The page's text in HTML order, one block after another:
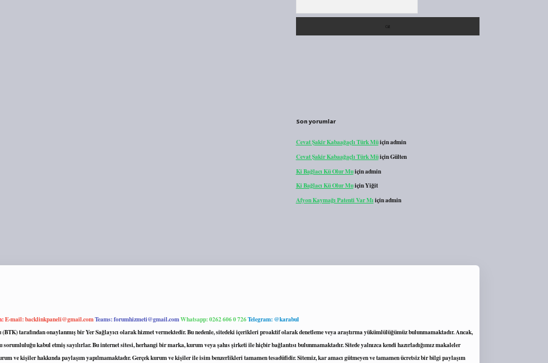
Son yorumlar
Cevat Şakir Kabaağaçlı Türk Müiçinadmin
Cevat Şakir Kabaağaçlı Türk MüiçinGülten
Ki Bağlacı Kü Olur Muiçinadmin
Ki Bağlacı Kü Olur MuiçinYiğit
Afyon Kaymağı Patenti Var Mı içinadmin
E-mail:backlinkpaneli@gmail.comTeams:forumhizmeti@gmail.comWhatsapp: 0262 606 0 726Telegram: @karabul
tarafından onaylanmış bir Yer Sağlayıcı olarak hizmet vermektedir. Bu nedenle, sitedeki içerikleri proaktif olarak denetleme veya araştırma yükümlülüğümüz bulunmamaktadır. Ancak,
kabul etmiş sayılırlar. Bu internet sitesi, herhangi bir marka, kurum veya şahıs şirketi ile hiçbir bağlantısı bulunmamaktadır. Sitede yalnızca kendi hazırladığımız makaleler
ve kişiler hakkında paylaşım yapılmamaktadır. Gerçek kurum ve kişiler ile isim benzerlikleri tamamen tesadüfidir. Sitemiz, kar amacı gütmeyen ve tamamen ücretsiz bir bilgi paylaşım